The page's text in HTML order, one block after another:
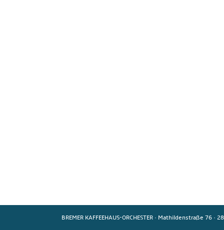
BREMER KAFFEEHAUS-ORCHESTER · Mathildenstraße 76 ·